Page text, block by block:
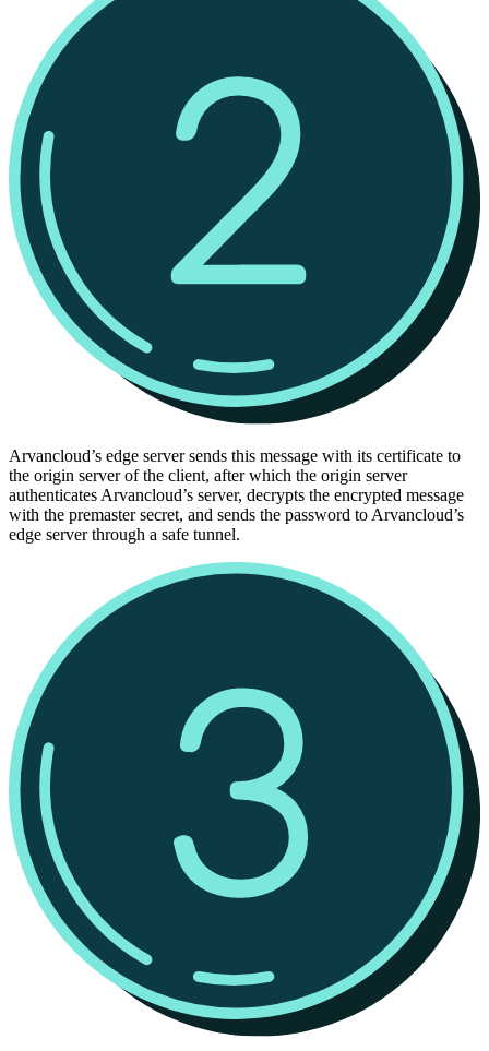
Arvancloud’s edge server sends this message with its certificate to
the origin server of the client, after which the origin server
authenticates Arvancloud’s server, decrypts the encrypted message
with the premaster secret, and sends the password to Arvancloud’s
edge server through a safe tunnel.